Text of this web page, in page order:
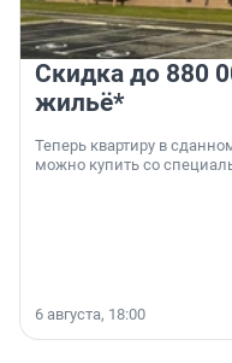
Скидка до 880
жильё*
Теперь квартиру в
можно купить со
6 августа, 18:00